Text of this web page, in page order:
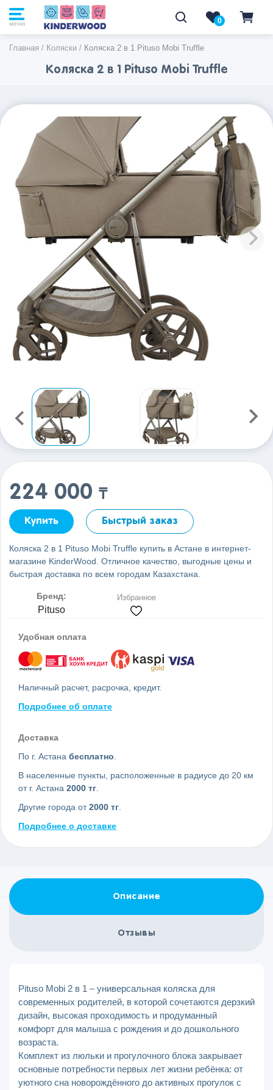
меню 0
Главная / Коляски / Коляска 2 в 1 Pituso Mobi Truffle
Коляска 2 в 1 Pituso Mobi Truffle
224 000 ₸
Купить Быстрый заказ
Коляска 2 в 1 Pituso Mobi Truffle купить в Астане в интернет-
магазине KinderWood. Отличное качество, выгодные цены и
быстрая доставка по всем городам Казахстана.
Бренд:
Pituso
Избранное
Удобная оплата
Наличный расчет, расрочка, кредит.
Подробнее об оплате
Доставка
По г. Астана бесплатно
В населенные пункты, расположенные в радиусе до 20 км
от г. Астана 2000 тг
Другие города от2000 тг
Подробнее о доставке
Описание
Отзывы
Pituso Mobi 2 в 1 – универсальная коляска для
современных родителей, в которой сочетаются дерзкий
дизайн, высокая проходимость и продуманный
комфорт для малыша с рождения и до дошкольного
возраста.
Комплект из люльки и прогулочного блока закрывает
основные потребности первых лет жизни ребёнка: от
уютного сна новорождённого до активных прогулок с